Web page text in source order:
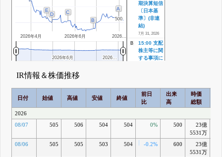
2026年4月 2026年6月 2026…
500
500
E
D
C
B
A
2026年6月
2026年6月 2026…
2026…
期決算短信
〔日本基
準〕(非連
結)
7月 31, 2026
B
15:00 支配
株主等に関
する事項に
金の配当に
関するお知
らせ
D
13:20
期決算短信
〔日本基
IR情報＆株価推移
日付 始値 高値 安値 終値
前日
比
出来
高
時価
総額
2026
08/07
505 506 504 504 0% 500
23億
5531万
08/06 505 505 503 504 -0.2% 600
23億
5531万